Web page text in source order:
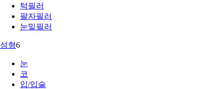
턱필러
팔자필러
눈밑필러
성형6
눈
코
입/입술